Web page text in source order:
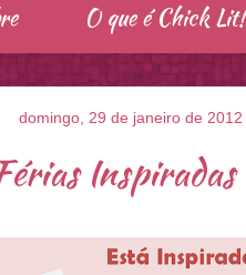
O que é Chick Lit!
domingo, 29 de janeiro de 2012
Inspiradas